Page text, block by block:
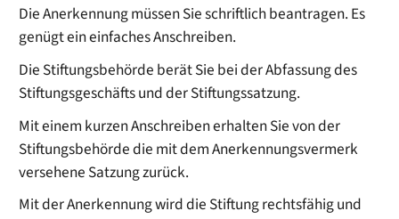
Die Anerkennung müssen Sie schriftlich beantragen. Es
genügt ein einfaches Anschreiben.
Die Stiftungsbehörde berät Sie bei der Abfassung des
Stiftungsgeschäfts und der Stiftungssatzung.
Mit einem kurzen Anschreiben erhalten Sie von der
Stiftungsbehörde die mit dem Anerkennungsvermerk
versehene Satzung zurück.
Mit der Anerkennung wird die Stiftung rechtsfähig und